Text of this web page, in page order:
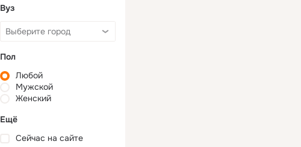
Вуз
Пол
Любой
Мужской
Женский
Ещё
Сейчас на сайте